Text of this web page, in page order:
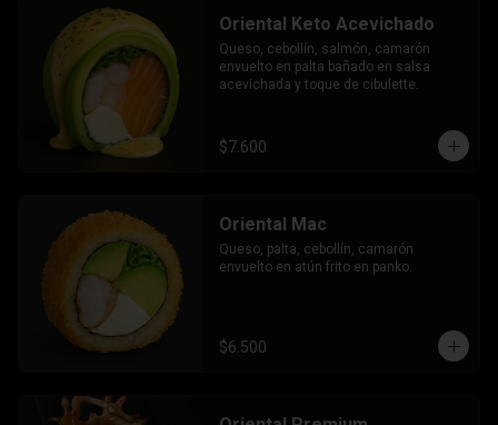
Oriental Keto Acevichado
Queso, cebollín, salmón, camarón
envuelto en palta bañado en salsa
acevichada y toque de cibulette.
$7.600
Oriental Mac
Queso, palta, cebollín, camarón
envuelto en atún frito en panko.
$6.500